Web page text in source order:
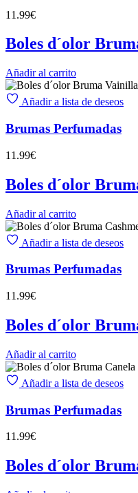
11.99€
Boles d´olor
Añadir al carrito
Añadir a lista de deseos
Brumas Perfumadas
11.99€
Boles d´olor
Añadir al carrito
Añadir a lista de deseos
Brumas Perfumadas
11.99€
Boles d´olor
Añadir al carrito
Añadir a lista de deseos
Brumas Perfumadas
11.99€
Boles d´olor